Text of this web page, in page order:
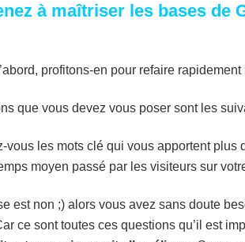
à maîtriser les bases de
profitons-en pour refaire
que vous devez vous poser sont les
vous les mots clé qui vous apportent
moyen passé par les visiteurs sur
est non ;) alors vous avez sans doute
ce sont toutes ces questions qu’il est